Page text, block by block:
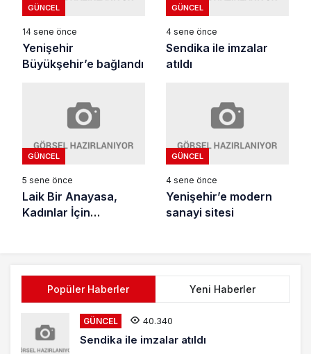
GÜNCEL
14 sene önce
Yenişehir
Büyükşehir’e bağlandı
GÜNCEL
4 sene önce
Sendika ile imzalar
atıldı
GÜNCEL
5 sene önce
Laik Bir Anayasa,
Kadınlar İçin
GÜNCEL
4 sene önce
Yenişehir’e modern
sanayi sitesi
Popüler Haberler Yeni Haberler
GÜNCEL 40.340
Sendika ile imzalar atıldı